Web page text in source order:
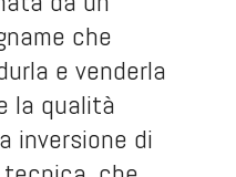
che
e venderla
la qualità
inversione di